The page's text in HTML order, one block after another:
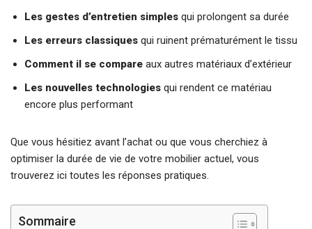
Les gestes d’entretien simples qui prolongent sa durée
Les erreurs classiques qui ruinent prématurément le tissu
Comment il se compare aux autres matériaux d’extérieur
Les nouvelles technologies qui rendent ce matériau
encore plus performant
Que vous hésitiez avant l’achat ou que vous cherchiez à
optimiser la durée de vie de votre mobilier actuel, vous
trouverez ici toutes les réponses pratiques.
Sommaire